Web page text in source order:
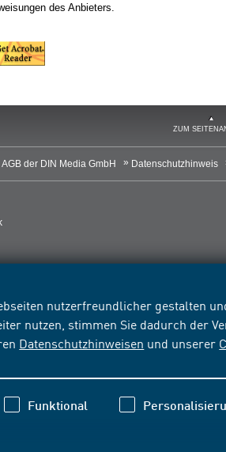
nutzerfreundlicher gestalten
nutzen, stimmen Sie dadurch der
Datenschutzhinweisen und unserer
Funktional
des Anbieters.
ZUM
AGB der DIN Media GmbH Datenschutzhinweis